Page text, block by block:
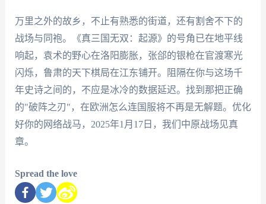
万里之外的故乡，不止有熟悉的街道，还有割舍不下的
战场与同袍。《真三国无双：起源》的号角已在地平线
响起，袁术的野心在洛阳膨胀，张郃的银枪在官渡寒光
闪烁，鲁肃的天下棋局在江东铺开。阻隔在你与这场千
年史诗之间的，不应是冰冷的数据延迟。找到那把正确
的"破阵之刃"，在欧洲怎么连国服将不再是无解题。优化
好你的网络战马，2025年1月17日，我们中原战场见真
章。
Spread the love